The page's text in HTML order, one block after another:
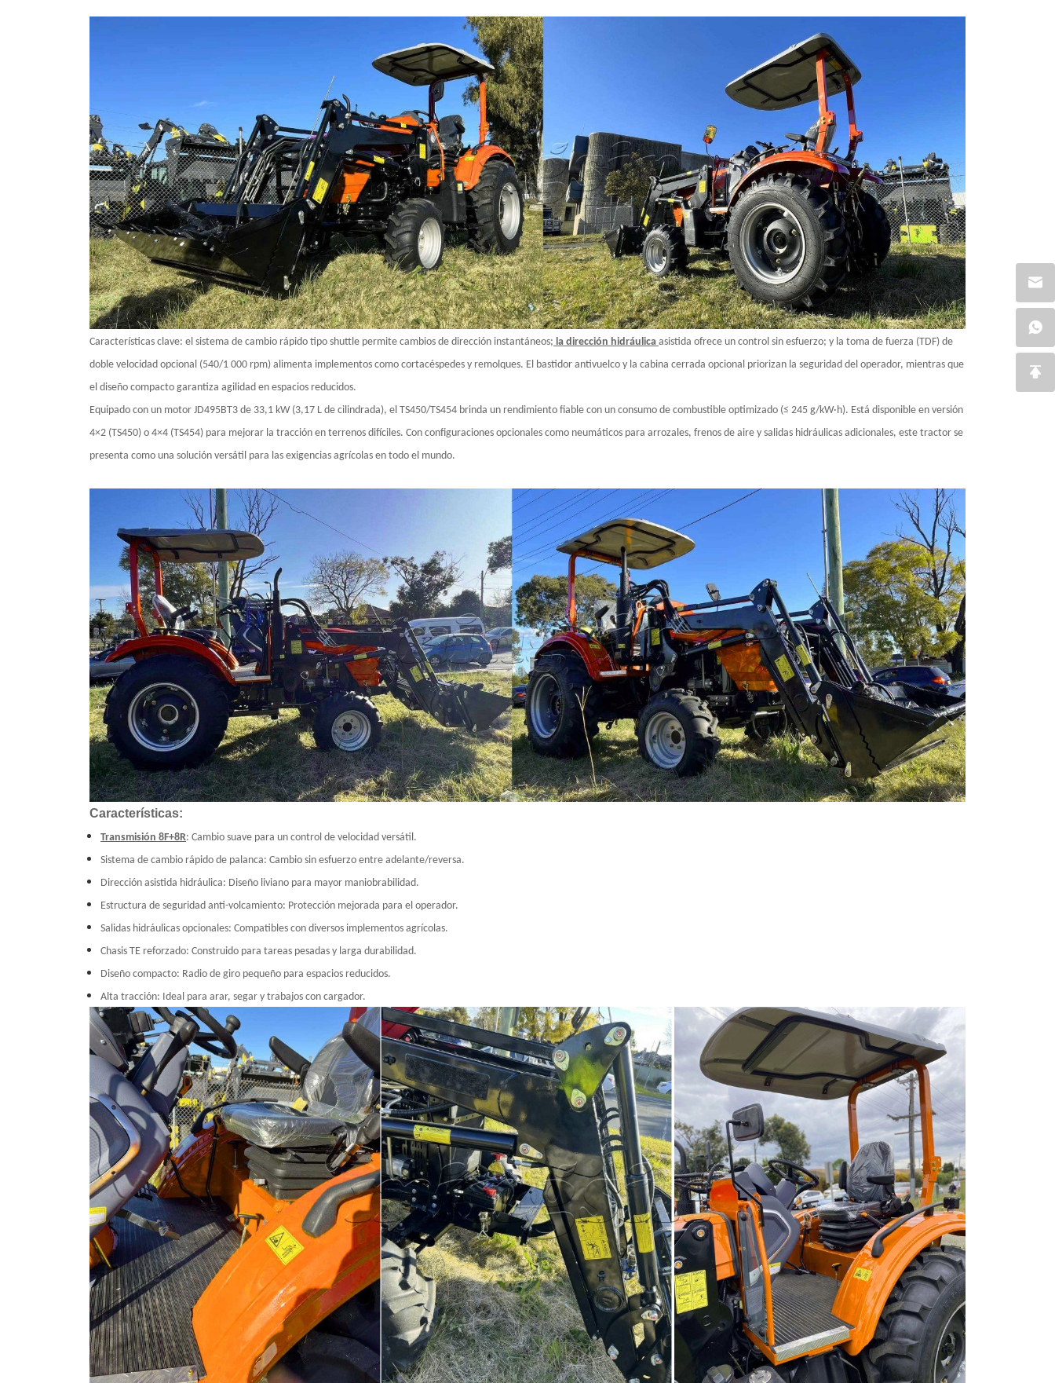
Características clave: el sistema de cambio rápido tipo shuttle permite cambios de dirección instantáneos; la dirección hidráulica asistida ofrece un control sin esfuerzo; y la toma de fuerza (TDF) de
doble velocidad opcional (540/1 000 rpm) alimenta implementos como cortacéspedes y remolques. El bastidor antivuelco y la cabina cerrada opcional priorizan la seguridad del operador, mientras que
el diseño compacto garantiza agilidad en espacios reducidos.
Equipado con un motor JD495BT3 de 33,1 kW (3,17 L de cilindrada), el TS450/TS454 brinda un rendimiento fiable con un consumo de combustible optimizado (≤ 245 g/kW·h). Está disponible en versión
4×2 (TS450) o 4×4 (TS454) para mejorar la tracción en terrenos difíciles. Con configuraciones opcionales como neumáticos para arrozales, frenos de aire y salidas hidráulicas adicionales, este tractor se
presenta como una solución versátil para las exigencias agrícolas en todo el mundo.
Características:
Transmisión 8F+8R: Cambio suave para un control de velocidad versátil.
Sistema de cambio rápido de palanca: Cambio sin esfuerzo entre adelante/reversa.
Dirección asistida hidráulica: Diseño liviano para mayor maniobrabilidad.
Estructura de seguridad anti-volcamiento: Protección mejorada para el operador.
Salidas hidráulicas opcionales: Compatibles con diversos implementos agrícolas.
Chasis TE reforzado: Construido para tareas pesadas y larga durabilidad.
Diseño compacto: Radio de giro pequeño para espacios reducidos.
Alta tracción: Ideal para arar, segar y trabajos con cargador.